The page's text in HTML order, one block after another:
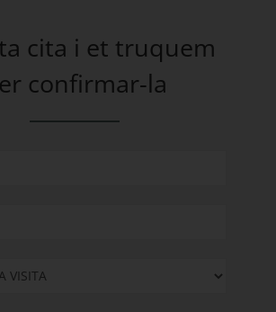
cita i et truquem
confirmar-la